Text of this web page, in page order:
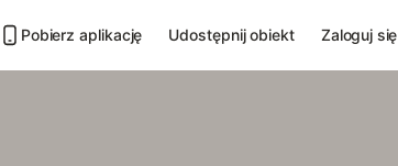
Pobierz aplikację Udostępnij obiekt Zaloguj się